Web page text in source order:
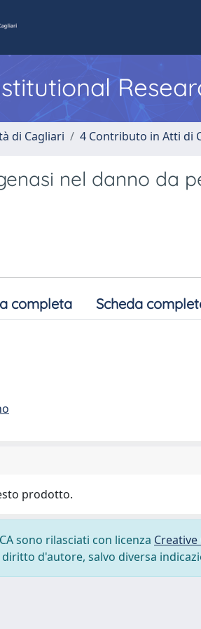
di Cagliari 4 Contributo in Atti di
nel danno da
completa Scheda
prodotto.
sono rilasciati con licenza Creative
d'autore, salvo diversa